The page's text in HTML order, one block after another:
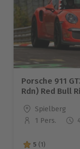
Porsche 911
Rdn) Red Bull
Standort
Spielberg
Anzahl der
1 Pers.
5 (1)